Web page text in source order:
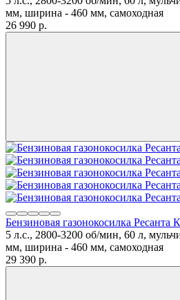
мм, ширина - 460 мм, самоходная
26 990 p.
Бензиновая газонокосилка Ресанта
5 л.с., 2800-3200 об/мин, 60 л,
мм, ширина - 460 мм, самоходная
29 390 p.